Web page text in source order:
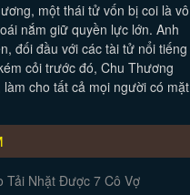
một thái tử vốn bị coi là vô
nắm giữ quyền lực lớn. Anh
đối đầu với các tài tử nổi tiếng
cỏi trước đó, Chu Thương
cho tất cả mọi người có mặt